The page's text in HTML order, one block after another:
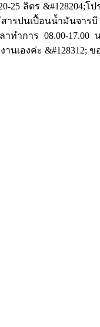
ลิตร &#128204;โ
นเปื้อนน้ำมันจารบี
ำการ 08.00-17.00
านเองค่ะ